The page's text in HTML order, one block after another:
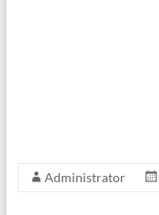
Administrator